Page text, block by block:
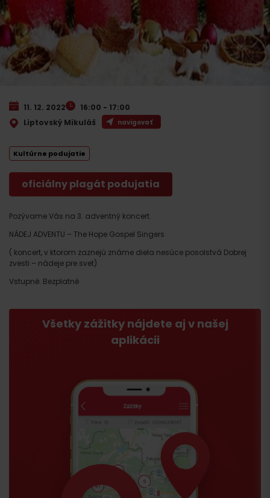
Pozývame Vás na 3. adventný koncert.
NÁDEJ ADVENTU – The Hope Gospel Singers
( koncert, v ktorom zaznejú známe diela nesúce posolstvá Dobrej
zvesti – nádeje pre svet)
Vstupné: Bezplatné
Všetky zážitky nájdete aj v našej
aplikácii
11. 12. 2022
16:00 - 17:00
Liptovský Mikuláš
navigovať
Kultúrne podujatie
oficiálny plagát podujatia